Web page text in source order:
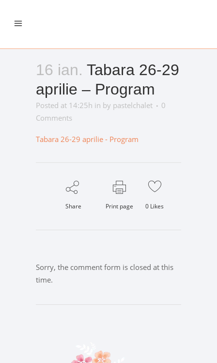
16 ian. Tabara 26-29
aprilie – Program
Posted at 14:25h in by pastelchalet
0
Comments
Tabara 26-29 aprilie - Program
Share Print page 0 Likes
Sorry, the comment form is closed at this
time.